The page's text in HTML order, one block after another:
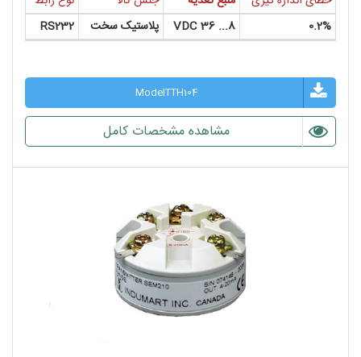
0.2%
8... 36 VDC پلاستیک سخت RS232
ModelTTH104
مشاهده مشخصات کامل